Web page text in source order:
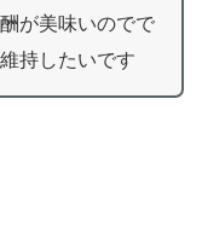
が美味いのでで
持したいです